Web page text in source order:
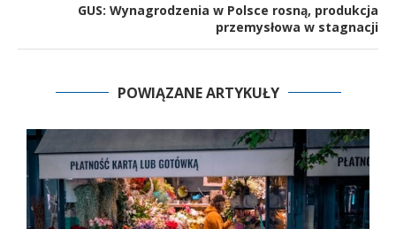
GUS: Wynagrodzenia w Polsce rosną, produkcja
przemysłowa w stagnacji
POWIĄZANE ARTYKUŁY